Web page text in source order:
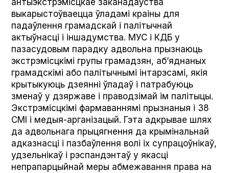
антыэкстрэмісцкае заканадаўства
выкарыстоўваецца ўладамі краіны для
падаўлення грамадскай і палітычнай
актыўнасці і іншадумства. МУС і КДБ у
пазасудовым парадку адвольна прызнаюць
экстрэмісцкімі групы грамадзян, аб’яднаных
грамадскімі або палітычнымі інтарэсамі, якія
крытыкуюць дзеянні ўладаў і патрабуюць
зменаў у дзяржаве і праводзімай ім палітыцы.
Экстрэмісцкімі фармаваннямі прызнаныя і 38
СМІ і медыя-арганізацый. Гэта адкрывае шлях
да адвольнага прыцягнення да крымінальнай
адказнасці і пазбаўлення волі іх супрацоўнікаў,
удзельнікаў і рэспандэнтаў у якасці
непрапарцыйнай меры абмежавання права на